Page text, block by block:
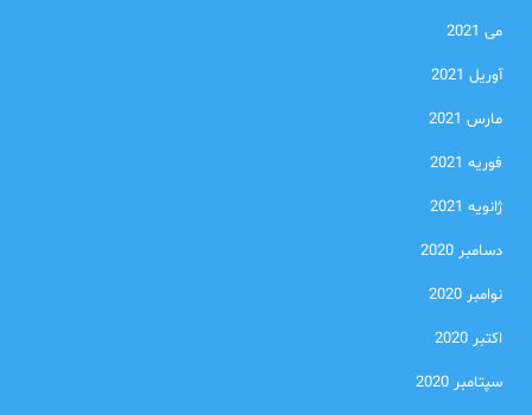
می 2021
آوریل 2021
مارس 2021
فوریه 2021
ژانویه 2021
دسامبر 2020
نوامبر 2020
اکتبر 2020
سپتامبر 2020